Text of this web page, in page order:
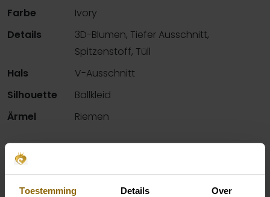
Toestemming Details Over
Farbe
Ivory
Details
3D-Blumen, Tiefer Ausschnitt,
Spitzenstoff, Tüll
Hals
V-Ausschnitt
Silhouette
Ballkleid
Ärmel
Riemen
Verfügbarkeit pro Geschäft